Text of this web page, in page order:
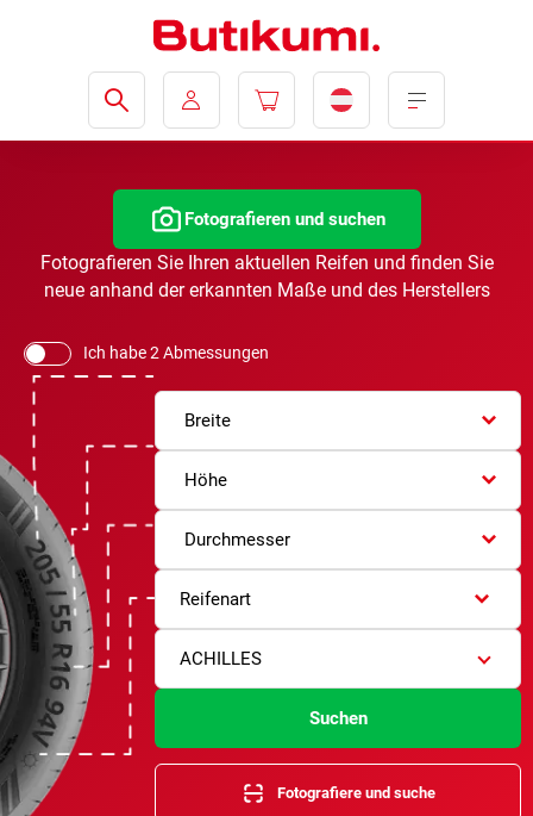
Fotografieren und suchen
Fotografieren Sie Ihren aktuellen Reifen und finden Sie
neue anhand der erkannten Maße und des Herstellers
Ich habe 2 Abmessungen
Breite
Höhe
Durchmesser
Reifenart
ACHILLES
Suchen
Fotografiere und suche